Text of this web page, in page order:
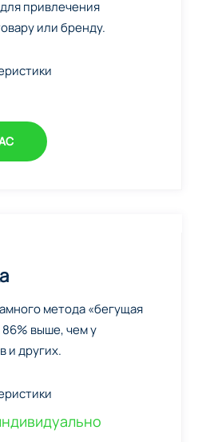
привлечения
или бренду.
метода «бегущая
86% выше, чем у
и других.